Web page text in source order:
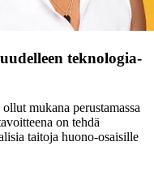
teknologia-
mukana perustamassa
on tehdä
taitoja huono-osaisille